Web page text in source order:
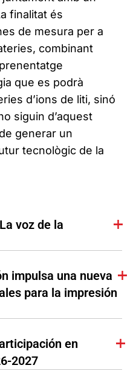
finalitat és
de mesura per a
combinant
que es podrà
d’ions de liti, sinó
siguin d’aquest
generar un
tecnològic de la
voz de la
impulsa una nueva
para la impresión
en
2027